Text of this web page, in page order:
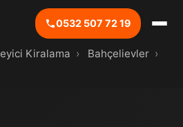
0532 507 72 19
Kiralama › Bahçelievler ›